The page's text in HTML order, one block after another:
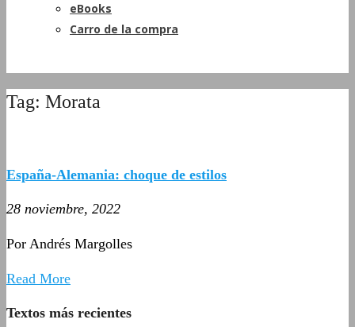
eBooks
Carro de la compra
Tag: Morata
España-Alemania: choque de estilos
28 noviembre, 2022
Por Andrés Margolles
Read More
Textos más recientes